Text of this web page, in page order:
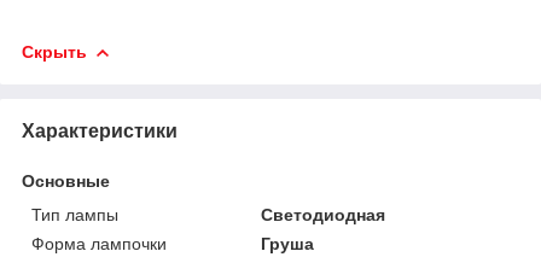
Скрыть
Характеристики
Основные
Тип лампы
Светодиодная
Форма лампочки
Груша